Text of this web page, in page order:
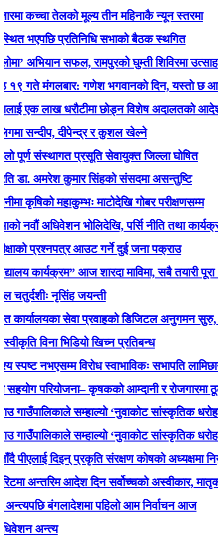
कच्चा तेलको मूल्य तीन महिनाकै न्यून स्तरमा
प्रतिनिधि सभाको बैठक स्थगित
सफल, रामपुरको घुम्ती शिविरमा उत्साहजनक
गणेश भगवानकाे दिन, यस्ताे छ आजको
लाख धरौटीमा छोड्न विशेष अदालतको आदेश
दीपेन्द्र र कुशल खेल्ने
संस्थागत प्रसूति सेवायुक्त जिल्ला घोषित
अमरेश कुमार सिंहको संसदमा असन्तुष्टि
महाकुम्भः माटोदेखि गोबर परीक्षणसम्म
अधिवेशन भोलिदेखि, पर्सि नीति तथा कार्यक्रम
प्रश्नपत्र आउट गर्ने दुई जना पक्राउ
कार्यक्रम” आज शारदा माविमा, सबै तयारी पूरा
नृसिंह जयन्ती
सेवा प्रवाहको डिजिटल अनुगमन सुरु, मन्त्री
विना भिडियो खिच्न प्रतिबन्ध
नभएसम्म विरोध स्वाभाविकः सभापति लामिछाने
परियोजना– कृषकको आम्दानी र रोजगारमा ठूलो
सम्हाल्यो ‘नुवाकोट सांस्कृतिक धरोहर
सम्हाल्यो ‘नुवाकोट सांस्कृतिक धरोहर
दिइन् प्रकृति संरक्षण कोषको अध्यक्षमा नियुक्ति
अन्तरिम आदेश दिन सर्वोच्चको अस्वीकार, मातृका
बंगलादेशमा पहिलो आम निर्वाचन आज
अन्त्य